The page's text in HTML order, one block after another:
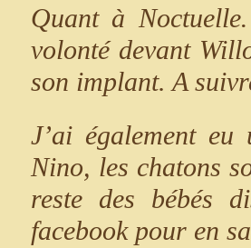
Quant à
volonté devant
son implant. A
J’ai également
Nino, les chatons
reste des bébés
facebook pour en